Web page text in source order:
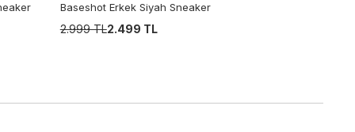
Baseshot Erkek Siyah Sneaker
2.999 TL2.499 TL